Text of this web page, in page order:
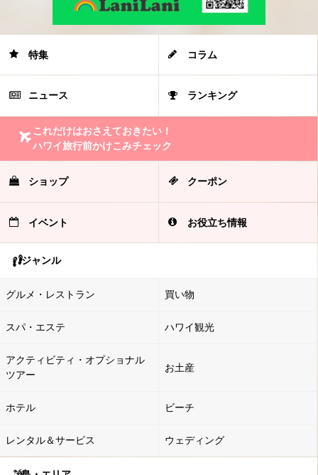
特集 コラム
ニュース ランキング
これだけはおさえておきたい！
ハワイ旅行前かけこみチェック
ショップ クーポン
イベント お役立ち情報
ジャンル
グルメ・レストラン 買い物
スパ・エステ ハワイ観光
アクティビティ・オプショナル
ツアー
お土産
ホテル ビーチ
レンタル＆サービス ウェディング